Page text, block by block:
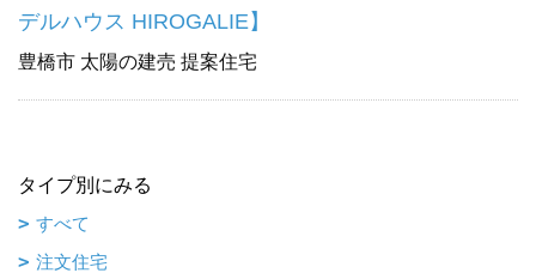
デルハウス HIROGALIE】
豊橋市 太陽の建売 提案住宅
タイプ別にみる
すべて
注文住宅